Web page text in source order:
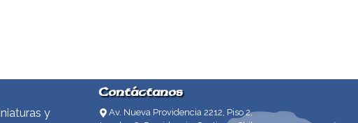
y
Contáctanos
Av. Nueva Providencia 2212, Piso 2,